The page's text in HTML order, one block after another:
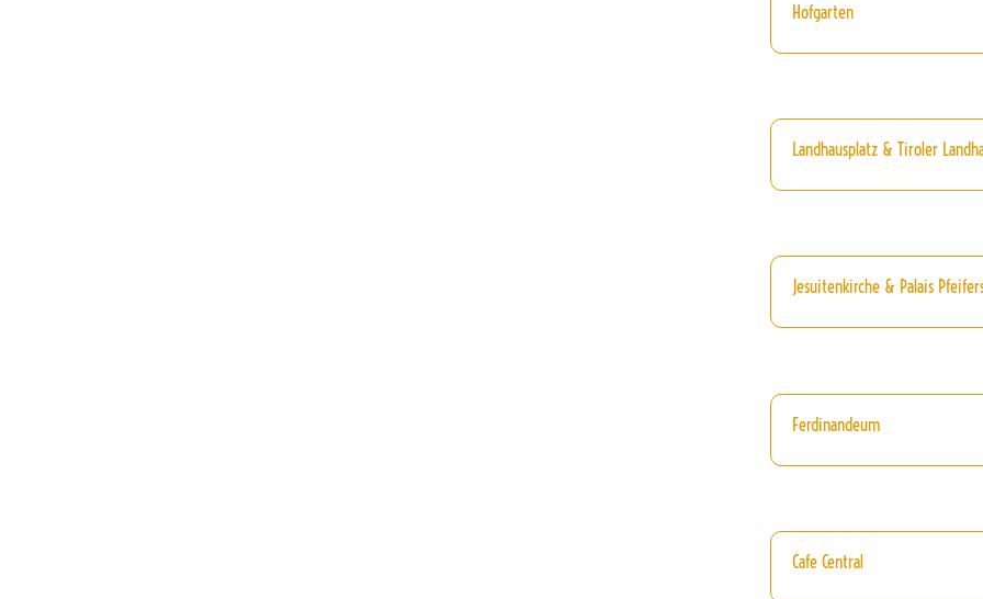
Hofgarten
Landhausplatz & Tiroler
Jesuitenkirche & Palais
Ferdinandeum
Cafe Central